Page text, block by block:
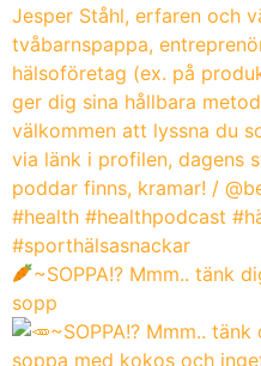
~SOPPA!? Mmm.. tänk
sopp